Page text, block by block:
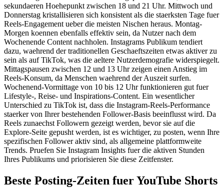
sekundaeren Hoehepunkt zwischen 18 und 21 Uhr. Mittwoch und
Donnerstag kristallisieren sich konsistent als die staerksten Tage fuer
Reels-Engagement ueber die meisten Nischen heraus. Montag-
Morgen koennen ebenfalls effektiv sein, da Nutzer nach dem
Wochenende Content nachholen. Instagrams Publikum tendiert
dazu, waehrend der traditionellen Geschaeftszeiten etwas aktiver zu
sein als auf TikTok, was die aeltere Nutzerdemografie widerspiegelt.
Mittagspausen zwischen 12 und 13 Uhr zeigen einen Anstieg im
Reels-Konsum, da Menschen waehrend der Auszeit surfen.
Wochenend-Vormittage von 10 bis 12 Uhr funktionieren gut fuer
Lifestyle-, Reise- und Inspirations-Content. Ein wesentlicher
Unterschied zu TikTok ist, dass die Instagram-Reels-Performance
staerker von Ihrer bestehenden Follower-Basis beeinflusst wird. Da
Reels zunaechst Followern gezeigt werden, bevor sie auf die
Explore-Seite gepusht werden, ist es wichtiger, zu posten, wenn Ihre
spezifischen Follower aktiv sind, als allgemeine plattformweite
Trends. Pruefen Sie Instagram Insights fuer die aktiven Stunden
Ihres Publikums und priorisieren Sie diese Zeitfenster.
Beste Posting-Zeiten fuer YouTube Shorts